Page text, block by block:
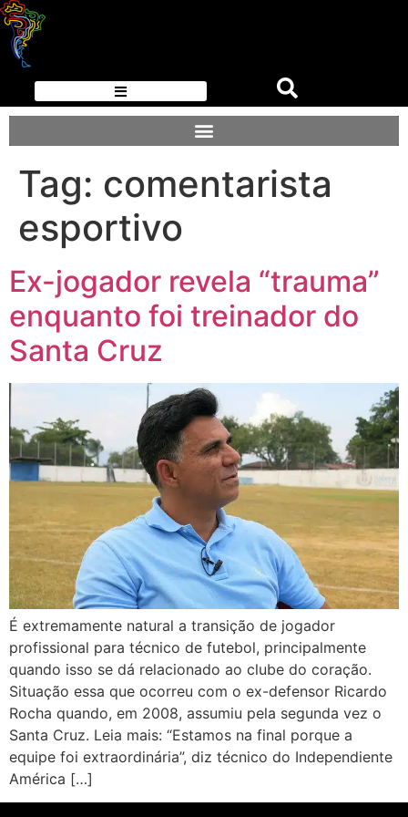
Tag: comentarista
esportivo
Ex-jogador revela “trauma”
enquanto foi treinador do
Santa Cruz
É extremamente natural a transição de jogador
profissional para técnico de futebol, principalmente
quando isso se dá relacionado ao clube do coração.
Situação essa que ocorreu com o ex-defensor Ricardo
Rocha quando, em 2008, assumiu pela segunda vez o
Santa Cruz. Leia mais: “Estamos na final porque a
equipe foi extraordinária”, diz técnico do Independiente
América […]